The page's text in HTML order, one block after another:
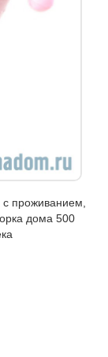
с проживанием,
дома 500